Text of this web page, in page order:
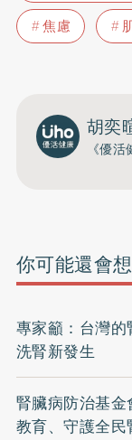
焦慮
胡奕
《優
你可能還會
專家籲：台灣
洗腎新發生
腎臟病防治基
教育、守護全